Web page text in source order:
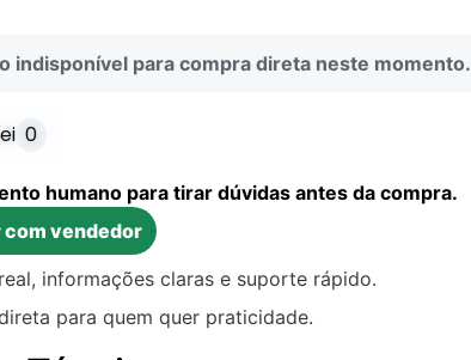
indisponível para compra direta neste momento.
0
humano para tirar dúvidas antes da compra.
com vendedor
informações claras e suporte rápido.
para quem quer praticidade.